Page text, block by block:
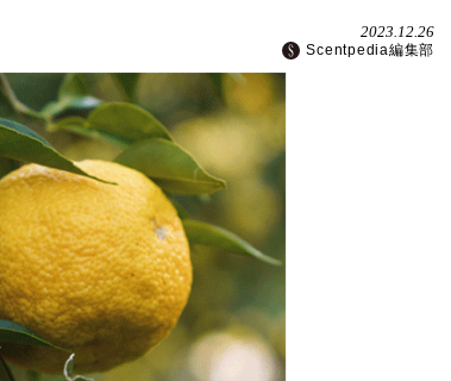
2023.12.26
Scentpedia編集部